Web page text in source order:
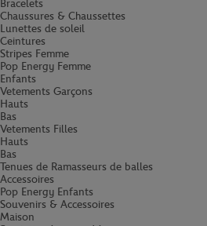
Bracelets
Chaussures & Chaussettes
Lunettes de soleil
Ceintures
Stripes Femme
Pop Energy Femme
Enfants
Vetements Garçons
Hauts
Bas
Vetements Filles
Hauts
Bas
Tenues de Ramasseurs de balles
Accessoires
Pop Energy Enfants
Souvenirs & Accessoires
Maison